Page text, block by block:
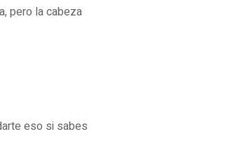
pero la cabeza
eso si sabes